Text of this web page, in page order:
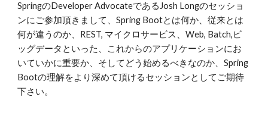
SpringのDeveloper AdvocateであるJosh Longのセッショ
ンにご参加頂きまして、Spring Bootとは何か、従来とは
何が違うのか、REST, マイクロサービス、Web, Batch,ビ
ッグデータといった、これからのアプリケーションにお
いていかに重要か、そしてどう始めるべきなのか、Spring
Bootの理解をより深めて頂けるセッションとしてご期待
下さい。